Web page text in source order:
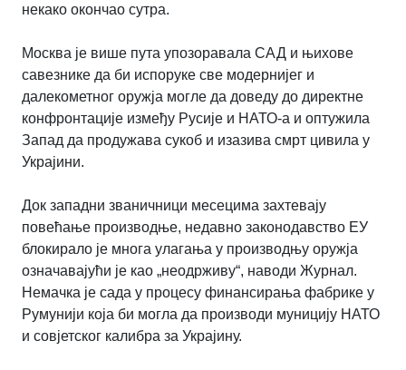
некако окончао сутра.
Москва је више пута упозоравала САД и њихове
савезнике да би испоруке све модернијег и
далекометног оружја могле да доведу до директне
конфронтације између Русије и НАТО-а и оптужила
Запад да продужава сукоб и изазива смрт цивила у
Украјини.
Док западни званичници месецима захтевају
повећање производње, недавно законодавство ЕУ
блокирало је многа улагања у производњу оружја
означавајући је као „неодрживу“, наводи Журнал.
Немачка је сада у процесу финансирања фабрике у
Румунији која би могла да производи муницију НАТО
и совјетског калибра за Украјину.